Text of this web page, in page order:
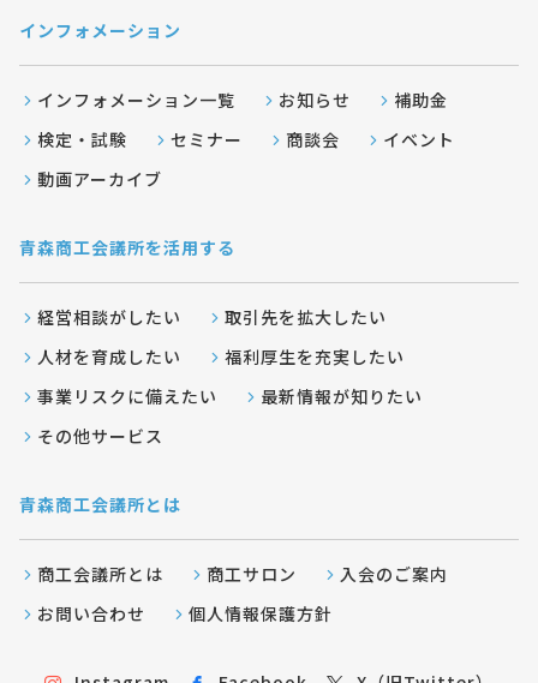
インフォメーション
インフォメーション一覧 お知らせ
補助金
検定・試験
セミナー 商談会
イベント
動画アーカイブ
青森商工会議所を活用する
経営相談がしたい
取引先を拡大したい
人材を育成したい
福利厚生を充実したい
事業リスクに備えたい
最新情報が知りたい
その他サービス
青森商工会議所とは
商工会議所とは 商工サロン
入会のご案内
お問い合わせ
個人情報保護方針